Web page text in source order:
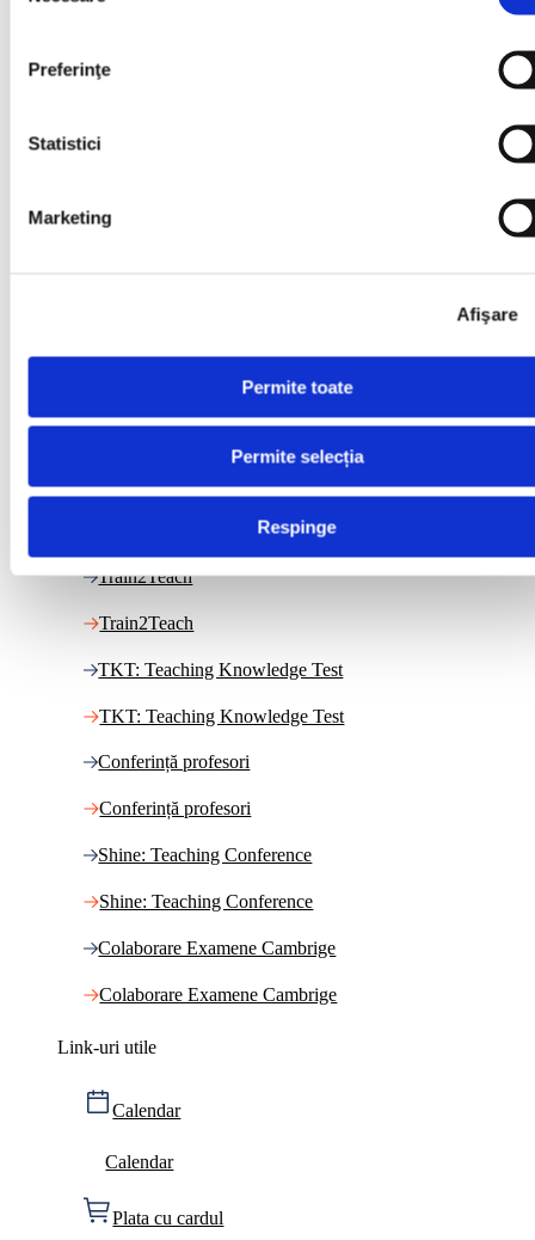
Preferinţe
Statistici
Marketing
Afişare
Permite toate
Permite selecția
Respinge
Mă abonez
Profesor Germană
Train2Teach
Train2Teach
TKT: Teaching Knowledge Test
TKT: Teaching Knowledge Test
Conferință profesori
Conferință profesori
Shine: Teaching Conference
Shine: Teaching Conference
Colaborare Examene Cambrige
Colaborare Examene Cambrige
Link-uri utile
Calendar
Calendar
Plata cu cardul